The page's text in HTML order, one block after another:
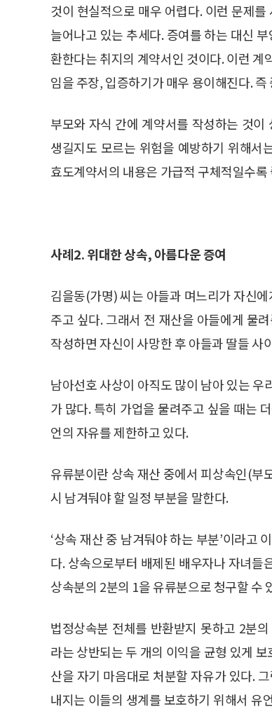
것이 현실적으로 매우 어렵다. 이런 문제
늘어나고 있는 추세다. 증여를 하는 대신
환한다는 취지의 계약서인 것이다. 이런
임을 주장, 입증하기가 매우 용이해진다.
부모와 자식 간에 계약서를 작성하는 것
생길지도 모르는 위험을 예방하기 위해서
효도계약서의 내용은 가급적 구체적일수록
사례2. 위대한 상속, 아름다운 증여
김을동(가명) 씨는 아들과 며느리가 자신
주고 싶다. 그래서 전 재산을 아들에게 물
작성하면 자신이 사망한 후 아들과 딸들 사
남아선호 사상이 아직도 많이 남아 있는
가 많다. 특히 가업을 물려주고 싶을 때는
언의 자유를 제한하고 있다.
유류분이란 상속 재산 중에서 피상속인(부
시 남겨둬야 할 일정 부분을 말한다.
‘상속 재산 중 남겨둬야 하는 부분’이라고
다. 상속으로부터 배제된 배우자나 자녀들
상속분의 2분의 1을 유류분으로 청구할 수
법정상속분 전체를 반환받지 못하고 2분
라는 상반되는 두 개의 이익을 균형 있게
산을 자기 마음대로 처분할 자유가 있다.
내지는 이들의 생계를 보호하기 위해서 유